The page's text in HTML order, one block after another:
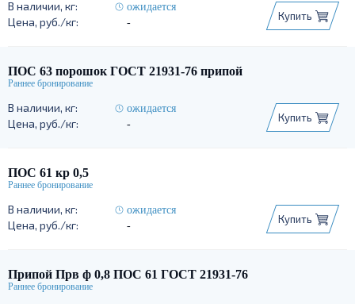
ожидается
-
Купить
ПОС 63 порошок ГОСТ 21931-76 припой
ожидается
-
Купить
ПОС 61 кр 0,5
ожидается
-
Купить
Припой Прв ф 0,8 ПОС 61 ГОСТ 21931-76